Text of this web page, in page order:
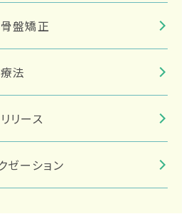
盤矯正
法
リース
ゼーション